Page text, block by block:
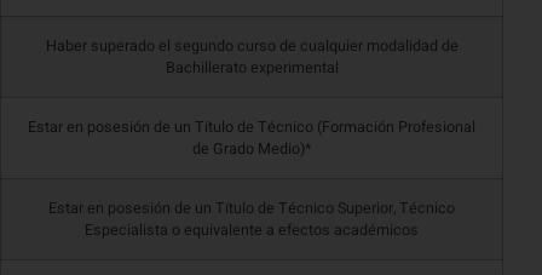
Haber superado el segundo curso de cualquier modalidad de
Bachillerato experimental
Estar en posesión de un Título de Técnico (Formación Profesional
de Grado Medio)*
Estar en posesión de un Título de Técnico Superior, Técnico
Especialista o equivalente a efectos académicos